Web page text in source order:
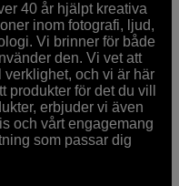
40 år hjälpt kreativa
inom fotografi, ljud,
Vi brinner för både
den. Vi vet att
verklighet, och vi är här
produkter för det du vill
erbjuder vi även
och vårt engagemang
som passar dig